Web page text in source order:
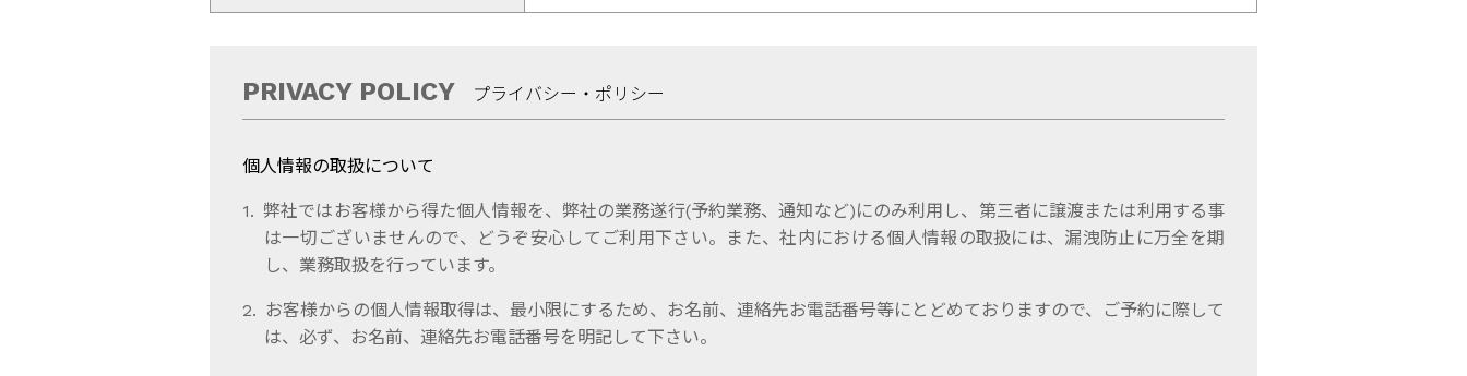
PRIVACY POLICY プライバシー・ポリシー
個人情報の取扱について
弊社ではお客様から得た個人情報を、弊社の業務遂行(予約業務、通知など)にのみ利用し、第三者に譲渡または利用する事
は一切ございませんので、どうぞ安心してご利用下さい。また、社内における個人情報の取扱には、漏洩防止に万全を期
し、業務取扱を行っています。
お客様からの個人情報取得は、最小限にするため、お名前、連絡先お電話番号等にとどめておりますので、ご予約に際して
は、必ず、お名前、連絡先お電話番号を明記して下さい。